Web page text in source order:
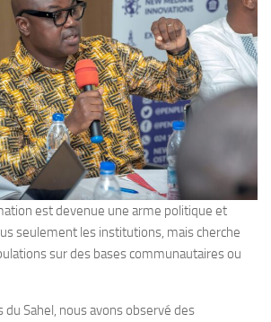
est devenue une arme politique et
seulement les institutions, mais cherche
sur des bases communautaires ou
du Sahel, nous avons observé des